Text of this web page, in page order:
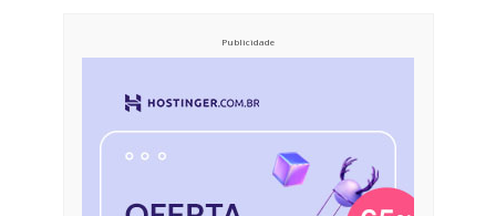
Publicidade